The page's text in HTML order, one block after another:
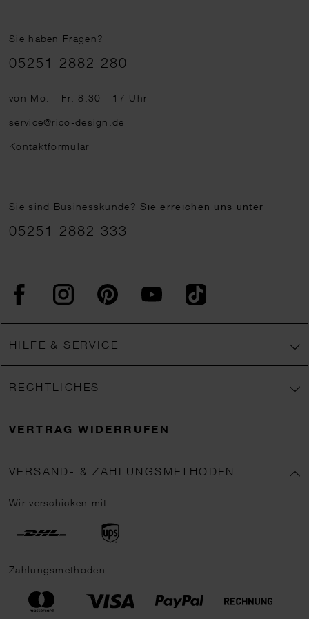
Sie haben Fragen?
Telefonnummer
05251 2882 280
von Mo. - Fr. 8:30 - 17 Uhr
service@rico-design.de
Kontaktformular
Sie sind Businesskunde?Sie erreichen uns unter
05251 2882 333
FacebookInstagram PinterestYouTubeTikTok
HILFE & SERVICE
RECHTLICHES
VERTRAG WIDERRUFEN
VERSAND- & ZAHLUNGSMETHODEN
Wir verschicken mit
Zahlungsmethoden